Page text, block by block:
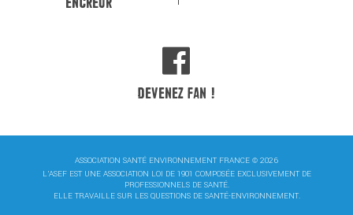
DEVENEZ FAN !
ASSOCIATION SANTÉ ENVIRONNEMENT FRANCE © 2026
L'ASEF EST UNE ASSOCIATION LOI DE 1901 COMPOSÉE EXCLUSIVEMENT DE
PROFESSIONNELS DE SANTÉ.
ELLE TRAVAILLE SUR LES QUESTIONS DE SANTÉ-ENVIRONNEMENT.